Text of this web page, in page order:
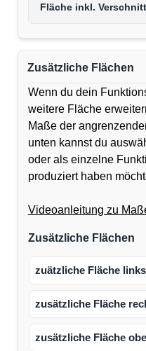
Fläche inkl.
Zusätzliche Flächen
Wenn du dein
weitere Fläche
Maße der
unten kannst du
oder als einzelne
produziert haben
Videoanleitung zu
Zusätzliche Flächen
zuätzliche Fläche links
zusätzliche Fläche
zusätzliche Fläche